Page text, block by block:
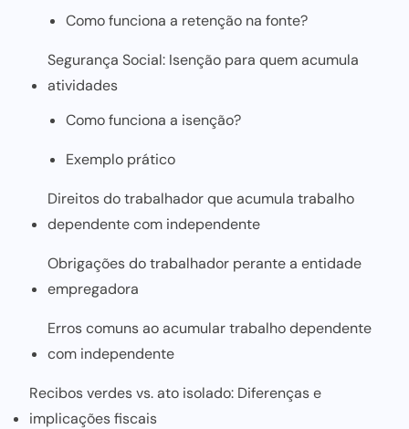
Como funciona a retenção na fonte?
Segurança Social: Isenção para quem acumula
atividades
Como funciona a isenção?
Exemplo prático
Direitos do trabalhador que acumula trabalho
dependente com independente
Obrigações do trabalhador perante a entidade
empregadora
Erros comuns ao acumular trabalho dependente
com independente
Recibos verdes vs. ato isolado: Diferenças e
implicações fiscais